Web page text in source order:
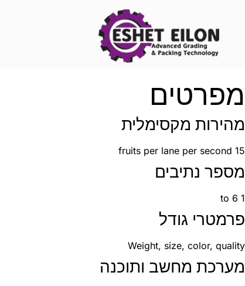
מפרטים
מהירות מקסימלית
15 fruits per lane per second
מספר נתיבים
1 to 6
פרמטרי גודל
Weight, size, color, quality
מערכת מחשב ותוכנה